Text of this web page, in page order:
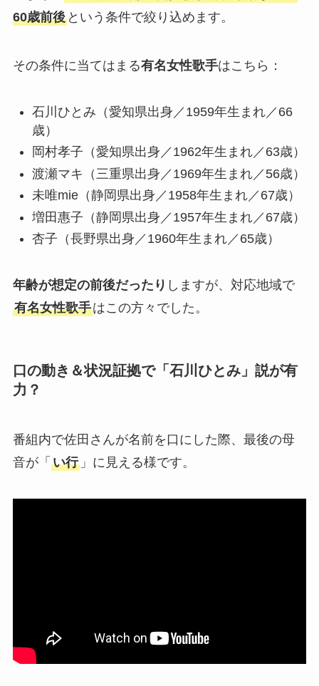
60歳前後という条件で絞り込めます。
その条件に当てはまる有名女性歌手はこちら：
石川ひとみ（愛知県出身／1959年生まれ／66
歳）
岡村孝子（愛知県出身／1962年生まれ／63歳）
渡瀬マキ（三重県出身／1969年生まれ／56歳）
未唯mie（静岡県出身／1958年生まれ／67歳）
増田惠子（静岡県出身／1957年生まれ／67歳）
杏子（長野県出身／1960年生まれ／65歳）
年齢が想定の前後だったり しますが、対応地域で
有名女性歌手はこの方々でした。
口の動き＆状況証拠で「石川ひとみ」説が有
力？
番組内で佐田さんが名前を口にした際、最後の母
音が「 い行」に見える様です。